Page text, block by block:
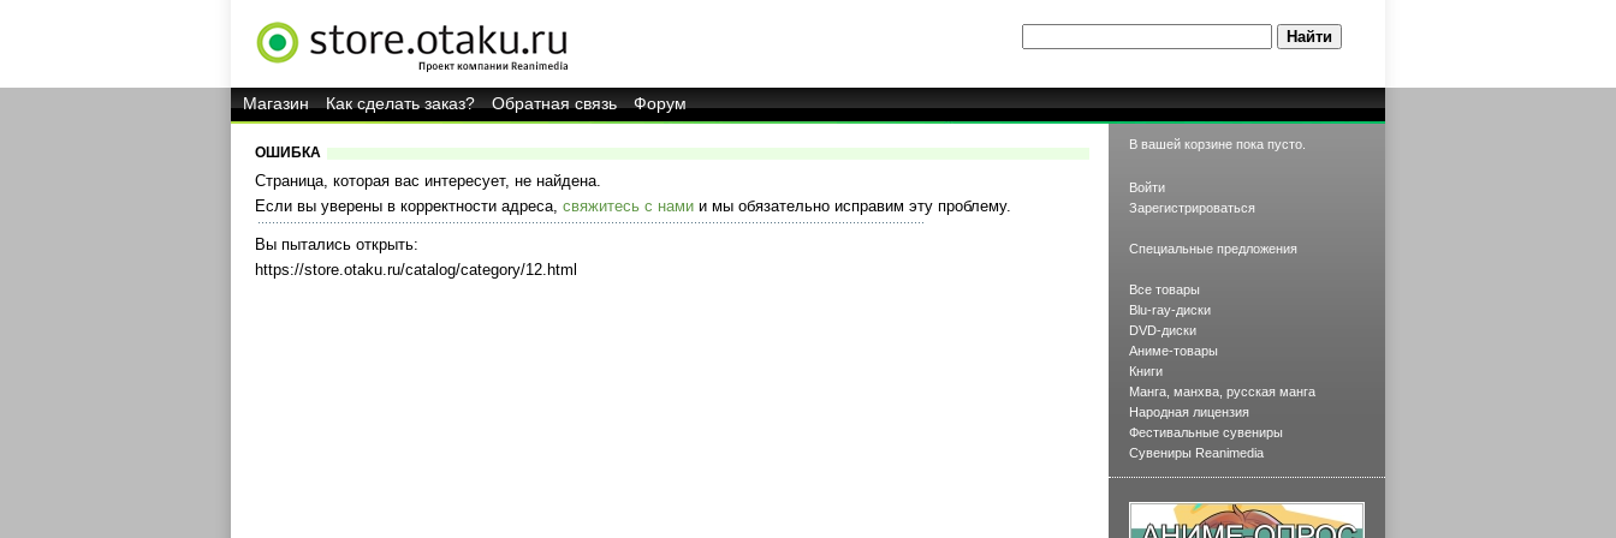
Магазин Как сделать заказ? Обратная связь Форум
ОШИБКА
Страница, которая вас интересует, не найдена.
Если вы уверены в корректности адреса, свяжитесь с нами и мы обязательно исправим эту проблему.
Вы пытались открыть:
https://store.otaku.ru/catalog/category/12.html
В вашей корзине пока пусто.
Войти
Зарегистрироваться
Специальные предложения
Все товары
Blu-ray-диски
DVD-диски
Аниме-товары
Книги
Манга, манхва, русская манга
Народная лицензия
Фестивальные сувениры
Сувениры Reanimedia